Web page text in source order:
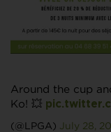
Around the cup
Ko! 💥
(@LPGA) July 28,